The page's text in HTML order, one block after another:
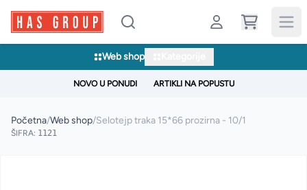
Web shop
NOVO U PONUDI ARTIKLI NA POPUSTU
Početna/Web shop/Selotejp traka 15*66 prozirna - 10/1
ŠIFRA: 1121